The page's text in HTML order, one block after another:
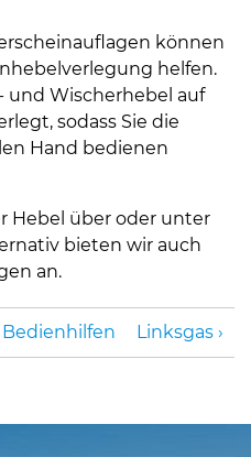
können
helfen.
und Wischerhebel auf
sodass Sie die
Hand bedienen
Hebel über oder unter
bieten wir auch
an.
Linksgas